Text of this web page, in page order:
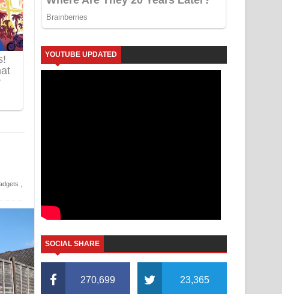
YOUTUBE UPDATED
SOCIAL SHARE
270,699 23,365